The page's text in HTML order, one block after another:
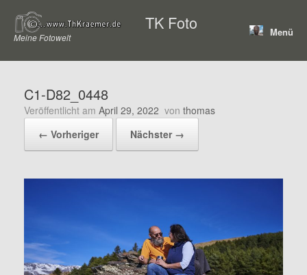
Inhalt
springen
TK Foto
Meine Fotowelt Menü
C1-D82_0448
Veröffentlicht am April 29, 2022 von thomas
← Vorheriger
Nächster →